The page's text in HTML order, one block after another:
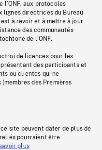
l’ONF, aux protocoles
lignes directrices du Bureau
à revoir et à mettre à jour
des communautés
de l’ONF.
de licences pour les
des participants et
ou clientes qui ne
des Premières
site peuvent dater de plus de
pourraient être
plus